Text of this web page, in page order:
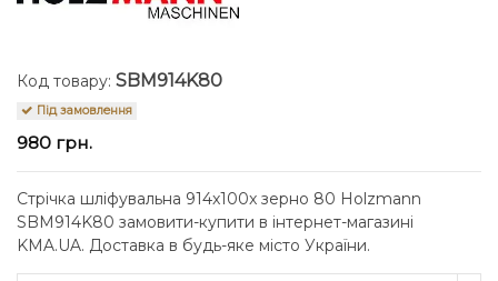
Код товару: SBM914K80
Під замовлення
980 грн.
Стрічка шліфувальна 914x100x зерно 80 Holzmann
SBM914K80 замовити-купити в інтернет-магазині
KMA.UA. Доставка в будь-яке місто України.